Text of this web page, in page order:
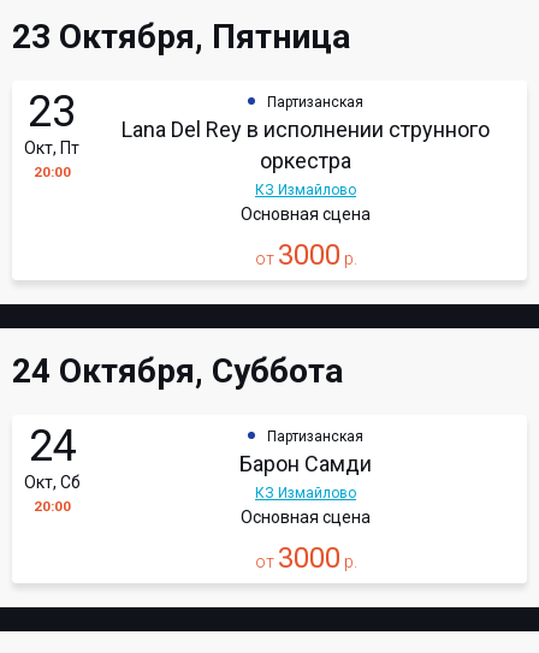
23 Октября, Пятница
23
Окт, Пт
20:00
Партизанская
Lana Del Rey в исполнении струнного
оркестра
КЗ Измайлово
Основная сцена
от 3000 р.
24 Октября, Суббота
24
Окт, Сб
20:00
Партизанская
Барон Самди
КЗ Измайлово
Основная сцена
от 3000 р.